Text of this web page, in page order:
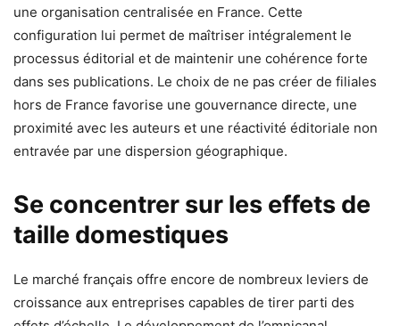
une organisation centralisée en France. Cette
configuration lui permet de maîtriser intégralement le
processus éditorial et de maintenir une cohérence forte
dans ses publications. Le choix de ne pas créer de filiales
hors de France favorise une gouvernance directe, une
proximité avec les auteurs et une réactivité éditoriale non
entravée par une dispersion géographique.
Se concentrer sur les effets de
taille domestiques
Le marché français offre encore de nombreux leviers de
croissance aux entreprises capables de tirer parti des